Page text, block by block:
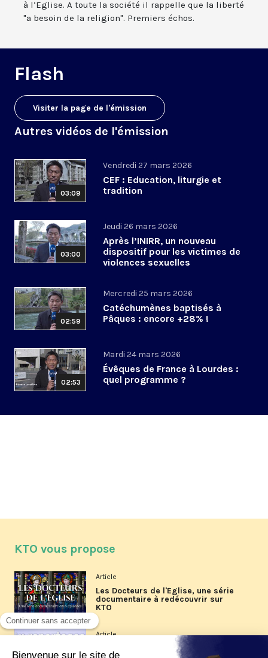
à l’Eglise. A toute la société il rappelle que la liberté
"a besoin de la religion". Premiers échos.
Flash
Visiter la page de l'émission
Autres vidéos de l'émission
03:09
Vendredi 27 mars 2026
CEF : Education, liturgie et
tradition
03:00
Jeudi 26 mars 2026
Après l’INIRR, un nouveau
dispositif pour les victimes de
violences sexuelles
02:59
Mercredi 25 mars 2026
Catéchumènes baptisés à
Pâques : encore +28% !
02:53
Mardi 24 mars 2026
Évêques de France à Lourdes :
quel programme ?
KTO vous propose
Article
Les Docteurs de l'Église, une série
documentaire à redécouvrir sur
KTO
Article
Les reportages d'été 2026 de KTO